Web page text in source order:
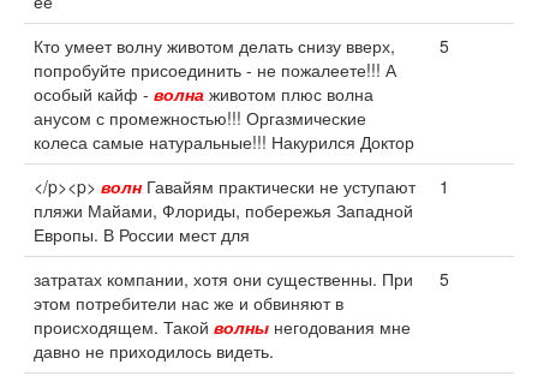
Кто умеет волну животом делать снизу вверх,
попробуйте присоединить - не пожалеете!!! А
особый кайф - волна животом плюс волна
анусом с промежностью!!! Оргазмические
колеса самые натуральные!!! Накурился Доктор
5
</p><p> волн Гавайям практически не уступают
пляжи Майами, Флориды, побережья Западной
Европы. В России мест для
1
затратах компании, хотя они существенны. При
этом потребители нас же и обвиняют в
происходящем. Такой волны негодования мне
давно не приходилось видеть.
5